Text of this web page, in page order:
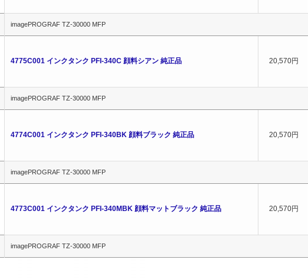
imagePROGRAF TZ-30000 MFP
4775C001 インクタンク PFI-340C 顔料シアン 純正品 20,570円
imagePROGRAF TZ-30000 MFP
4774C001 インクタンク PFI-340BK 顔料ブラック 純正品 20,570円
imagePROGRAF TZ-30000 MFP
4773C001 インクタンク PFI-340MBK 顔料マットブラック 純正品 20,570円
imagePROGRAF TZ-30000 MFP